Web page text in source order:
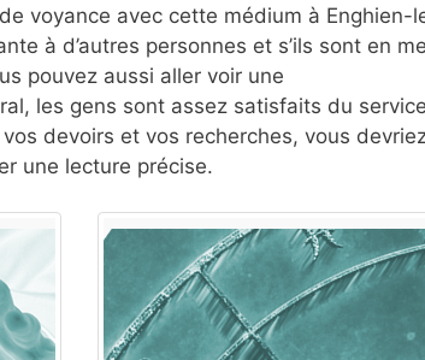
voyance avec cette médium à Enghien-
à d’autres personnes et s’ils sont en
pouvez aussi aller voir une
les gens sont assez satisfaits du service
devoirs et vos recherches, vous
une lecture précise.